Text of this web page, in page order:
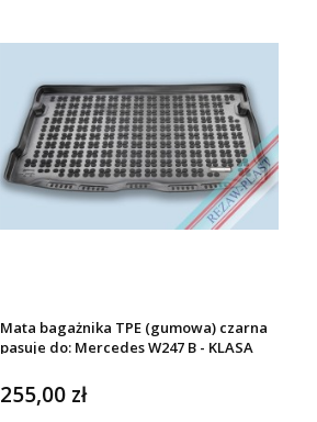
Mata bagażnika TPE (gumowa) czarna
pasuje do: Mercedes W247 B - KLASA
255,00 zł